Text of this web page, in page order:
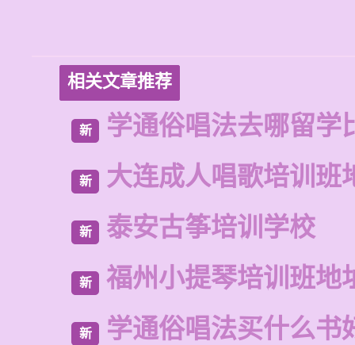
相关文章推荐
新 学通俗唱法去哪留学
新 大连成人唱歌培训班
新 泰安古筝培训学校
新 福州小提琴培训班地
新 学通俗唱法买什么书